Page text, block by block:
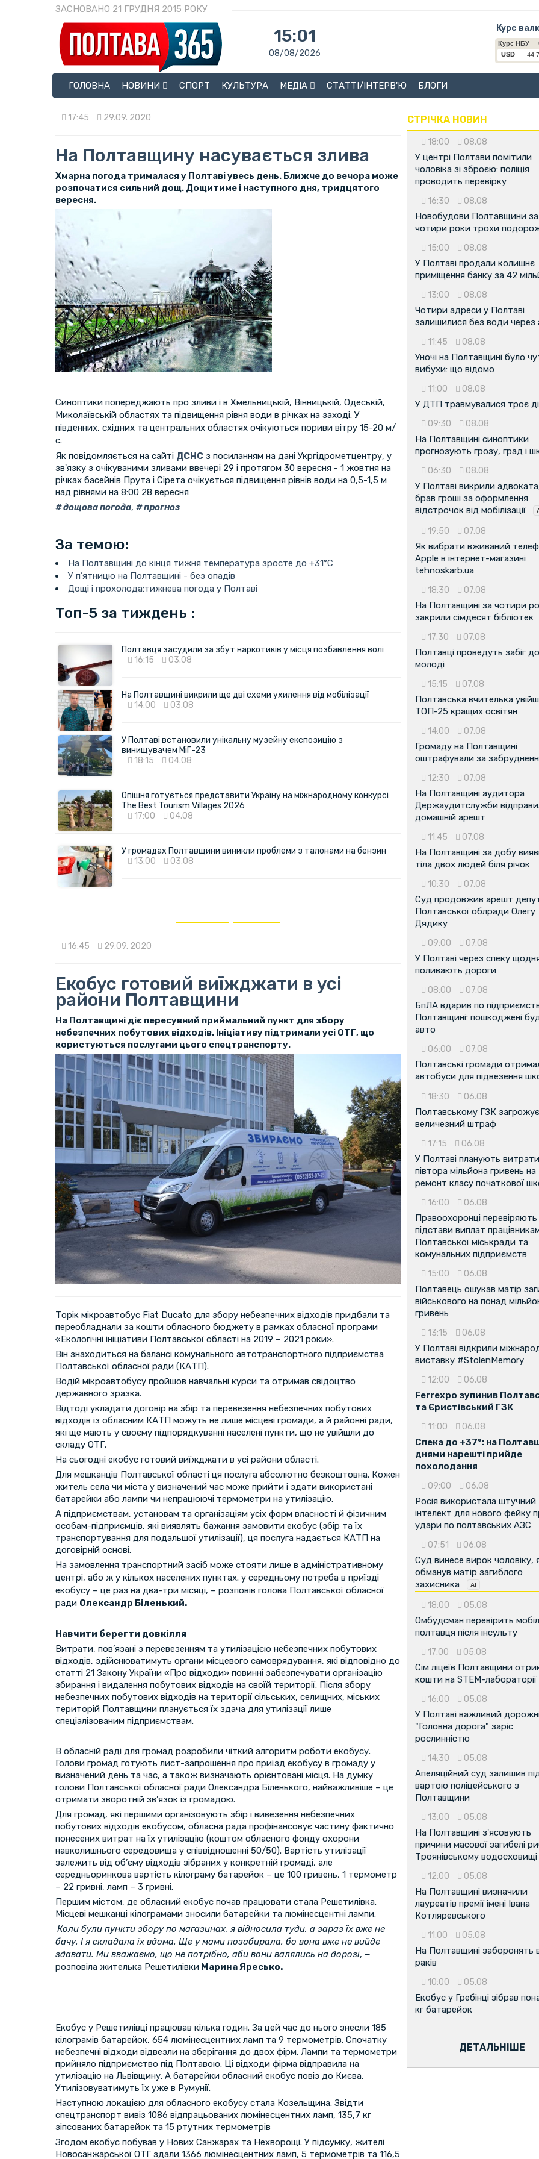
ЗАСНОВАНО 21 ГРУДНЯ 2015 РОКУ
15:01
08/08/2026
Курс
ГОЛОВНА
НОВИНИ СПОРТ КУЛЬТУРА МЕДІА СТАТТІ/ІНТЕРВ'Ю БЛОГИ
17:45 29.09. 2020
На Полтавщину насувається злива
Хмарна погода трималася у Полтаві увесь день. Ближче до вечора може
розпочатися сильний дощ. Дощитиме і наступного дня, тридцятого
вересня.
Синоптики попереджають про зливи і в Хмельницькій, Вінницькій, Одеській,
Миколаївській областях та підвищення рівня води в річках на заході. У
південних, східних та центральних областях очікуються пориви вітру 15-20 м/
с.
Як повідомляється на сайті ДСНС з посиланням на дані Укргідрометцентру, у
зв'язку з очікуваними зливами ввечері 29 і протягом 30 вересня - 1 жовтня на
річках басейнів Прута і Сірета очікується підвищення рівнів води на 0,5-1,5 м
над рівнями на 8:00 28 вересня
дощова погода, прогноз
За темою:
На Полтавщині до кінця тижня температура зросте до +31°C
У п’ятницю на Полтавщині - без опадів
Дощі і прохолода:тижнева погода у Полтаві
Топ-5 за тиждень :
Полтавця засудили за збут наркотиків у місця позбавлення волі
16:15
03.08
На Полтавщині викрили ще дві схеми ухилення від мобілізації
14:00
03.08
У Полтаві встановили унікальну музейну експозицію з
винищувачем МіГ-23
18:15
04.08
Опішня готується представити Україну на міжнародному конкурсі
The Best Tourism Villages 2026
17:00
04.08
У громадах Полтавщини виникли проблеми з талонами на бензин
13:00
03.08
16:45 29.09. 2020
Екобус готовий виїжджати в усі
райони Полтавщини
На Полтавщині діє пересувний приймальний пункт для збору
небезпечних побутових відходів. Ініціативу підтримали усі ОТГ, що
користуються послугами цього спецтранспорту.
Торік мікроавтобус Fiat Ducato для збору небезпечних відходів придбали та
переобладнали за кошти обласного бюджету в рамках обласної програми
«Екологічні ініціативи Полтавської області на 2019 – 2021 роки».
Він знаходиться на балансі комунального автотранспортного підприємства
Полтавської обласної ради (КАТП).
Водій мікроавтобусу пройшов навчальні курси та отримав свідоцтво
державного зразка.
Відтоді укладати договір на збір та перевезення небезпечних побутових
відходів із обласним КАТП можуть не лише місцеві громади, а й районні ради,
які ще мають у своєму підпорядкуванні населені пункти, що не увійшли до
складу ОТГ.
На сьогодні екобус готовий виїжджати в усі райони області.
Для мешканців Полтавської області ця послуга абсолютно безкоштовна. Кожен
житель села чи міста у визначений час може прийти і здати використані
батарейки або лампи чи непрацюючі термометри на утилізацію.
А підприємствам, установам та організаціям усіх форм власності й фізичним
особам-підприємців, які виявлять бажання замовити екобус (збір та їх
транспортування для подальшої утилізації), ця послуга надається КАТП на
договірній основі.
На замовлення транспортний засіб може стояти лише в адміністративному
центрі, або ж у кількох населених пунктах. у середньому потреба в приїзді
екобусу – це раз на два-три місяці, – розповів голова Полтавської обласної
ради Олександр Біленький.
Навчити берегти довкілля
Витрати, пов’язані з перевезенням та утилізацією небезпечних побутових
відходів, здійснюватимуть органи місцевого самоврядування, які відповідно до
статті 21 Закону України «Про відходи» повинні забезпечувати організацію
збирання і видалення побутових відходів на своїй території. Після збору
небезпечних побутових відходів на території сільських, селищних, міських
територій Полтавщини планується їх здача для утилізації лише
спеціалізованим підприємствам.
В обласній раді для громад розробили чіткий алгоритм роботи екобусу.
Голови громад готують лист-запрошення про приїзд екобусу в громаду у
визначений день та час, а також визначають орієнтовані місця. На думку
голови Полтавської обласної ради Олександра Біленького, найважливіше – це
отримати зворотній зв’язок із громадою.
Для громад, які першими організовують збір і вивезення небезпечних
побутових відходів екобусом, обласна рада профінансовує частину фактично
понесених витрат на їх утилізацію (коштом обласного фонду охорони
навколишнього середовища у співвідношенні 50/50). Вартість утилізації
залежить від об’єму відходів зібраних у конкретній громаді, але
середньоринкова вартість кілограму батарейок – це 100 гривень, 1 термометр
– 22 гривні, ламп – 3 гривні.
Першим містом, де обласний екобус почав працювати стала Решетилівка.
Місцеві мешканці кілограмами зносили батарейки та люмінесцентні лампи.
Коли були пункти збору по магазинах, я відносила туди, а зараз їх вже не
бачу. І я складала їх вдома. Ще у мами позабирала, бо вона вже не вийде
здавати. Ми вважаємо, що не потрібно, аби вони валялись на дорозі, −
розповіла жителька Решетилівки Марина Яресько.
Екобус у Решетилівці працював кілька годин. За цей час до нього знесли 185
кілограмів батарейок, 654 люмінесцентних ламп та 9 термометрів. Спочатку
небезпечні відходи відвезли на зберігання до двох фірм. Лампи та термометри
прийняло підприємство під Полтавою. Ці відходи фірма відправила на
утилізацію на Львівщину. А батарейки обласний екобус повіз до Києва.
Утилізовуватимуть їх уже в Румунії.
Наступною локацією для обласного екобусу стала Козельщина. Звідти
спецтранспорт вивіз 1086 відпрацьованих люмінесцентних ламп, 135,7 кг
зіпсованих батарейок та 15 ртутних термометрів
Згодом екобус побував у Нових Санжарах та Нехворощі. У підсумку, жителі
Новосанжарської ОТГ здали 1366 люмінесцентних ламп, 5 термометрів та 116,5
СТРІЧКА НОВИН
18:00 08.08
У центрі Полтави помітили
чоловіка зі зброєю: поліція
проводить перевірку
16:30 08.08
Новобудови Полтавщини за
чотири роки трохи
15:00 08.08
У Полтаві продали колишнє
приміщення банку за 42
13:00 08.08
Чотири адреси у Полтаві
залишилися без води через
11:45 08.08
Уночі на Полтавщині було
вибухи: що відомо
11:00 08.08
У ДТП травмувалися троє
09:30 08.08
На Полтавщині синоптики
прогнозують грозу, град і
06:30 08.08
У Полтаві викрили
брав гроші за оформлення
відстрочок від мобілізації
19:50 07.08
Як вибрати вживаний
Apple в інтернет-магазині
tehnoskarb.ua
18:30 07.08
На Полтавщині за чотири
закрили сімдесят бібліотек
17:30 07.08
Полтавці проведуть забіг
молоді
15:15 07.08
Полтавська вчителька
ТОП-25 кращих освітян
14:00 07.08
Громаду на Полтавщині
оштрафували за
12:30 07.08
На Полтавщині аудитора
Держаудитслужби
домашній арешт
11:45 07.08
На Полтавщині за добу
тіла двох людей біля річок
10:30 07.08
Суд продовжив арешт
Полтавської облради Олегу
Дядику
09:00 07.08
У Полтаві через спеку
поливають дороги
08:00 07.08
БпЛА вдарив по
Полтавщині: пошкоджені
авто
06:00 07.08
Полтавські громади
автобуси для підвезення
18:30 06.08
Полтавському ГЗК загрожує
величезний штраф
17:15 06.08
У Полтаві планують
півтора мільйона гривень на
ремонт класу початкової
16:00 06.08
Правоохоронці перевіряють
підстави виплат
Полтавської міськради та
комунальних підприємств
15:00 06.08
Полтавець ошукав матір
військового на понад
гривень
13:15 06.08
У Полтаві відкрили
виставку #StolenMemory
12:00 06.08
Ferrexpo зупинив
та Єристівський ГЗК
11:00 06.08
Спека до +37°: на
днями нарешті прийде
похолодання
09:00 06.08
Росія використала штучний
інтелект для нового фейку
удари по полтавських АЗС
07:51 06.08
Суд винесе вирок чоловіку,
обманув матір загиблого
захисника
18:00 05.08
Омбудсман перевірить
полтавця після інсульту
17:00 05.08
Сім ліцеїв Полтавщини
кошти на STEM-лабораторії
16:00 05.08
У Полтаві важливий
"Головна дорога" заріс
рослинністю
14:30 05.08
Апеляційний суд залишив
вартою поліцейського з
Полтавщини
13:00 05.08
На Полтавщині з'ясовують
причини масової загибелі
Троянівському водосховищі
12:00 05.08
На Полтавщині визначили
лауреатів премії імені Івана
Котляревського
11:00 05.08
На Полтавщині заборонять
раків
10:00 05.08
Екобус у Гребінці зібрав
кг батарейок
ДЕТАЛЬНІШЕ